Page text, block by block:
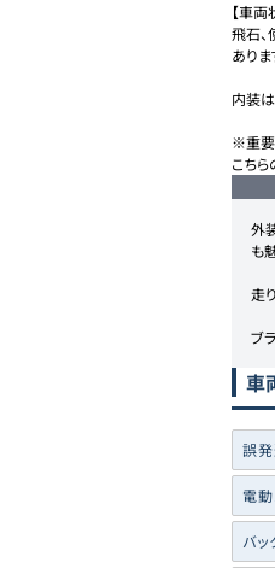
【車両
飛石
ありま
内装
※重要
こち
外
も
走
ブ
車
誤
電
バッ